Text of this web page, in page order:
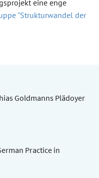
eine enge
"Strukturwandel der
Goldmanns Plädoyer
Practice in